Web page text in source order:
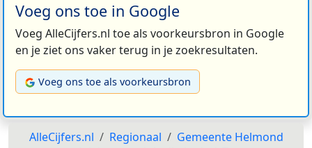
Voeg ons toe in Google
Voeg AlleCijfers.nl toe als voorkeursbron in Google
en je ziet ons vaker terug in je zoekresultaten.
Voeg ons toe als voorkeursbron
AlleCijfers.nl Regionaal
Gemeente Helmond